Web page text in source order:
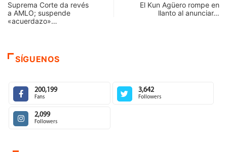
Suprema Corte da revés
a AMLO; suspende
«acuerdazo»…
El Kun Agüero rompe en
llanto al anunciar…
SÍGUENOS
200,199
Fans
3,642
Followers
2,099
Followers